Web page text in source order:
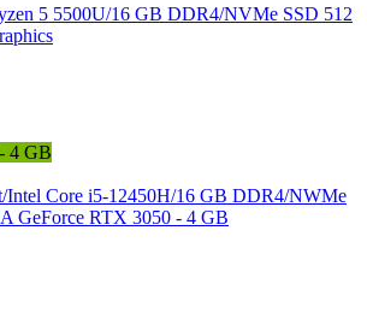
5 5500U/16 GB DDR4/NVMe SSD 512
4 GB